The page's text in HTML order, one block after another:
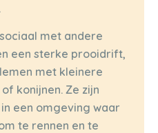
met andere
een sterke prooidrift,
met kleinere
konijnen. Ze zijn
een omgeving waar
te rennen en te